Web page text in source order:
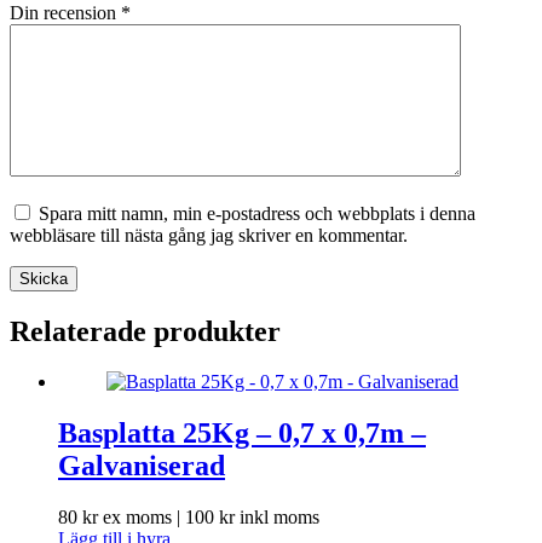
Din recension *
Spara mitt namn, min e-postadress och webbplats i denna
webbläsare till nästa gång jag skriver en kommentar.
Skicka
Relaterade produkter
Basplatta 25Kg – 0,7 x 0,7m –
Galvaniserad
80 krex moms | 100 krinkl moms